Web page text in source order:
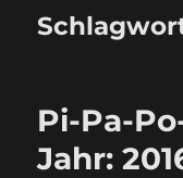
Pi-Pa-
Jahr: